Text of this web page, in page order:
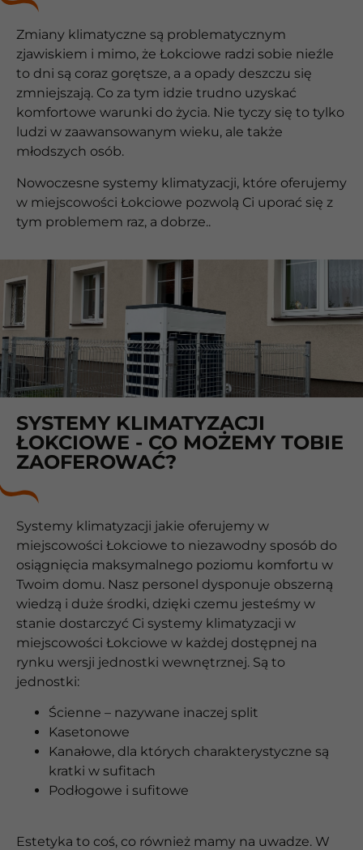
Zmiany klimatyczne są problematycznym
zjawiskiem i mimo, że Łokciowe radzi sobie nieźle
to dni są coraz gorętsze, a a opady deszczu się
zmniejszają. Co za tym idzie trudno uzyskać
komfortowe warunki do życia. Nie tyczy się to tylko
ludzi w zaawansowanym wieku, ale także
młodszych osób.
Nowoczesne systemy klimatyzacji, które oferujemy
w miejscowości Łokciowe pozwolą Ci uporać się z
tym problemem raz, a dobrze..
SYSTEMY KLIMATYZACJI
ŁOKCIOWE - CO MOŻEMY TOBIE
ZAOFEROWAĆ?
Systemy klimatyzacji jakie oferujemy w
miejscowości Łokciowe to niezawodny sposób do
osiągnięcia maksymalnego poziomu komfortu w
Twoim domu. Nasz personel dysponuje obszerną
wiedzą i duże środki, dzięki czemu jesteśmy w
stanie dostarczyć Ci systemy klimatyzacji w
miejscowości Łokciowe w każdej dostępnej na
rynku wersji jednostki wewnętrznej. Są to
jednostki:
Ścienne – nazywane inaczej split
Kasetonowe
Kanałowe, dla których charakterystyczne są
kratki w sufitach
Podłogowe i sufitowe
Estetyka to coś, co również mamy na uwadze. W